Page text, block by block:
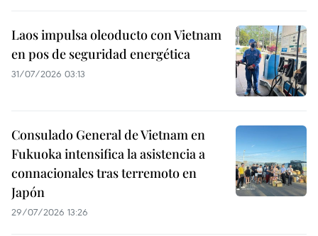
Laos impulsa oleoducto con Vietnam
en pos de seguridad energética
31/07/2026 03:13
Consulado General de Vietnam en
Fukuoka intensifica la asistencia a
connacionales tras terremoto en
Japón
29/07/2026 13:26